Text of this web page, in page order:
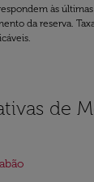
às
da reserva.
de